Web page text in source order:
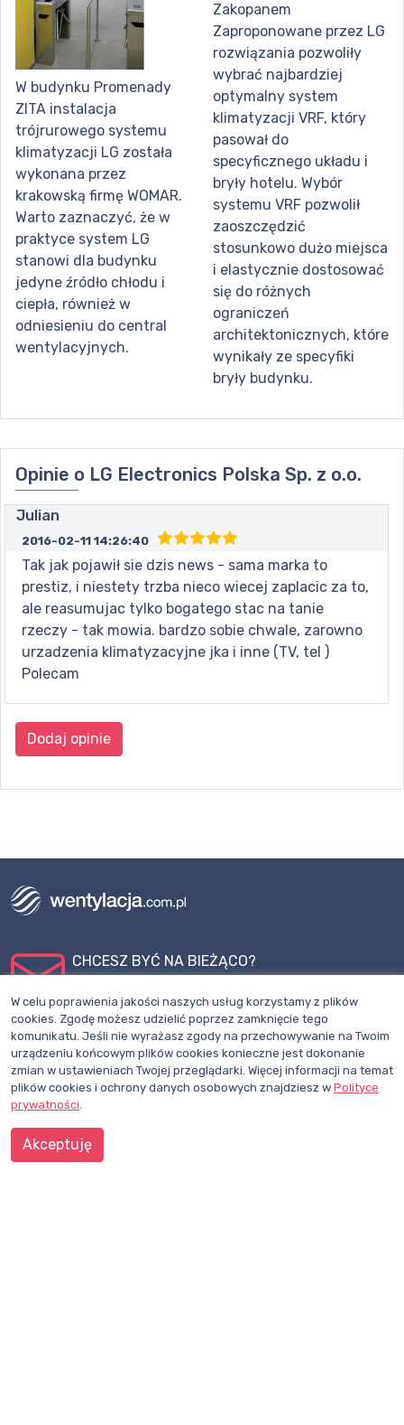
W budynku Promenady
ZITA instalacja
trójrurowego systemu
klimatyzacji LG została
wykonana przez
krakowską firmę WOMAR.
Warto zaznaczyć, że w
praktyce system LG
stanowi dla budynku
jedyne źródło chłodu i
ciepła, również w
odniesieniu do central
wentylacyjnych.
Zakopanem
Zaproponowane przez LG
rozwiązania pozwoliły
wybrać najbardziej
optymalny system
klimatyzacji VRF, który
pasował do
specyficznego układu i
bryły hotelu. Wybór
systemu VRF pozwolił
zaoszczędzić
stosunkowo dużo miejsca
i elastycznie dostosować
się do różnych
ograniczeń
architektonicznych, które
wynikały ze specyfiki
bryły budynku.
Opinie o LG Electronics Polska Sp. z o.o.
Julian
2016-02-11 14:26:40
Tak jak pojawił sie dzis news - sama marka to
prestiz, i niestety trzba nieco wiecej zaplacic za to,
ale reasumujac tylko bogatego stac na tanie
rzeczy - tak mowia. bardzo sobie chwale, zarowno
urzadzenia klimatyzacyjne jka i inne (TV, tel )
Polecam
Dodaj opinie
CHCESZ BYĆ NA BIEŻĄCO?
Dział redakcji i reklamy Wentylacja.com.pl
Telefon: +48 781 000 084
Napisz do nas
Śledź nas na X
W celu poprawienia jakości naszych usług korzystamy z plików
cookies. Zgodę możesz udzielić poprzez zamknięcie tego
komunikatu. Jeśli nie wyrażasz zgody na przechowywanie na Twoim
urządzeniu końcowym plików cookies konieczne jest dokonanie
zmian w ustawieniach Twojej przeglądarki. Więcej informacji na temat
plików cookies i ochrony danych osobowych znajdziesz w Polityce
prywatności.
Akceptuję